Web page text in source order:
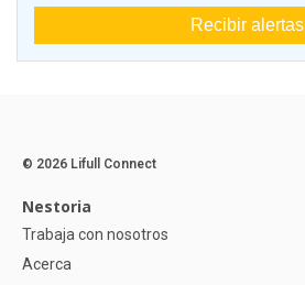
Recibir alertas
© 2026 Lifull Connect
Nestoria
Trabaja con nosotros
Acerca